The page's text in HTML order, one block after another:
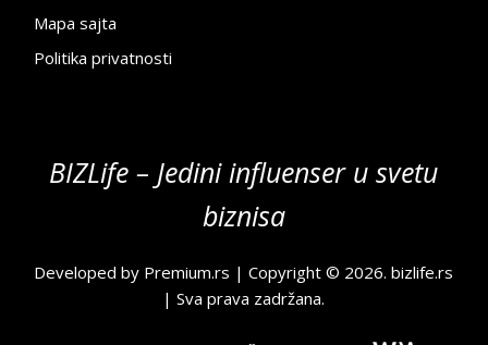
Mapa sajta
Politika privatnosti
BIZLife – Jedini influenser u svetu
biznisa
Developed by Premium.rs | Copyright © 2026.bizlife.rs
| Sva prava zadržana.